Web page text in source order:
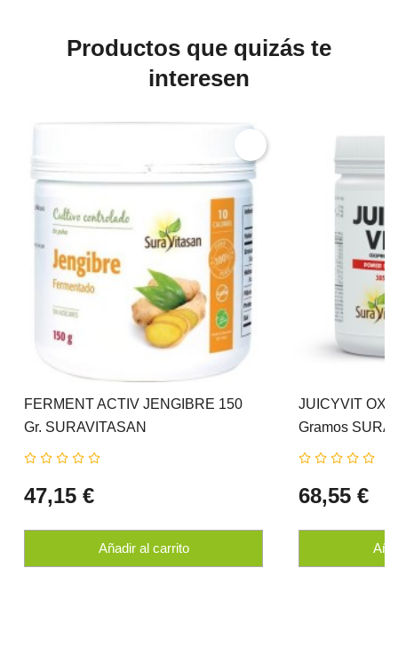
Productos que quizás te
interesen
FERMENT ACTIV JENGIBRE 150
Gr. SURAVITASAN
47,15 €
Añadir al carrito
JUICYVIT
Gramos
68,55 €